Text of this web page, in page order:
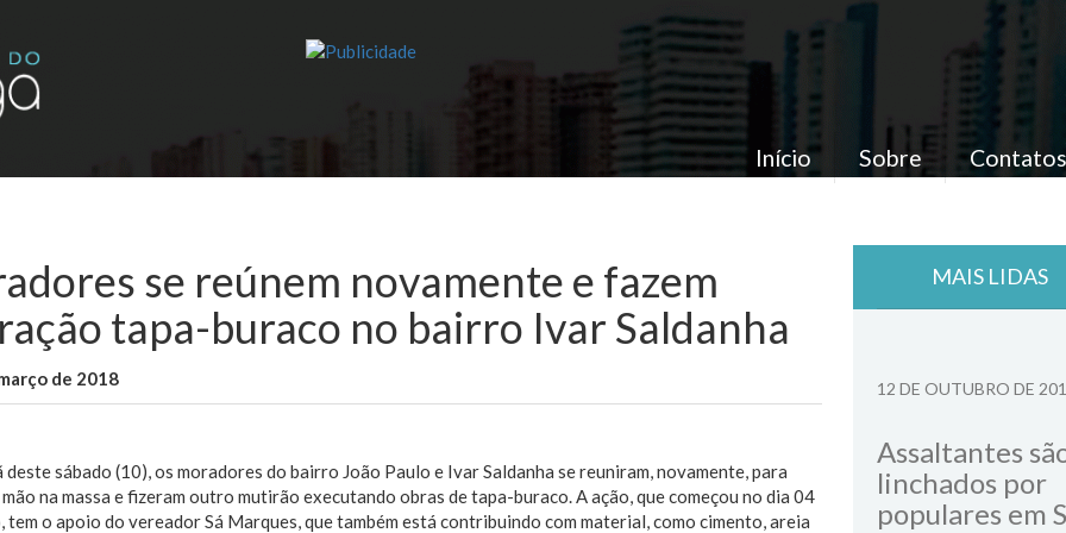
Início Sobre Contatos
se reúnem novamente e fazem
tapa-buraco no bairro Ivar Saldanha
de 2018
deste sábado (10), os moradores do bairro João Paulo e Ivar Saldanha se reuniram, novamente, para
na massa e fizeram outro mutirão executando obras de tapa-buraco. A ação, que começou no dia 04
tem o apoio do vereador Sá Marques, que também está contribuindo com material, como cimento, areia
MAIS LIDAS
12 DE OUTUBRO DE
Assaltantes
linchados por
populares em